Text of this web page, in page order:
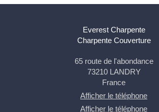
Everest Charpente
Charpente Couverture
65 route de l'abondance
73210 LANDRY
France
Afficher le téléphone
Afficher le téléphone